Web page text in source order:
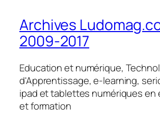
Archives
2009-2017
Education et numérique,
d'Apprentissage, e-learning,
ipad et tablettes numériques en
et formation